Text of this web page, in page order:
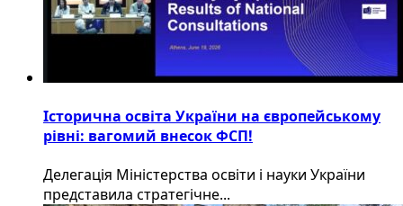
Історична освіта України на європейському
рівні: вагомий внесок ФСП!
Делегація Міністерства освіти і науки України
представила стратегічне...